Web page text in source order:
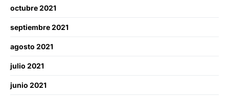
octubre 2021
septiembre 2021
agosto 2021
julio 2021
junio 2021